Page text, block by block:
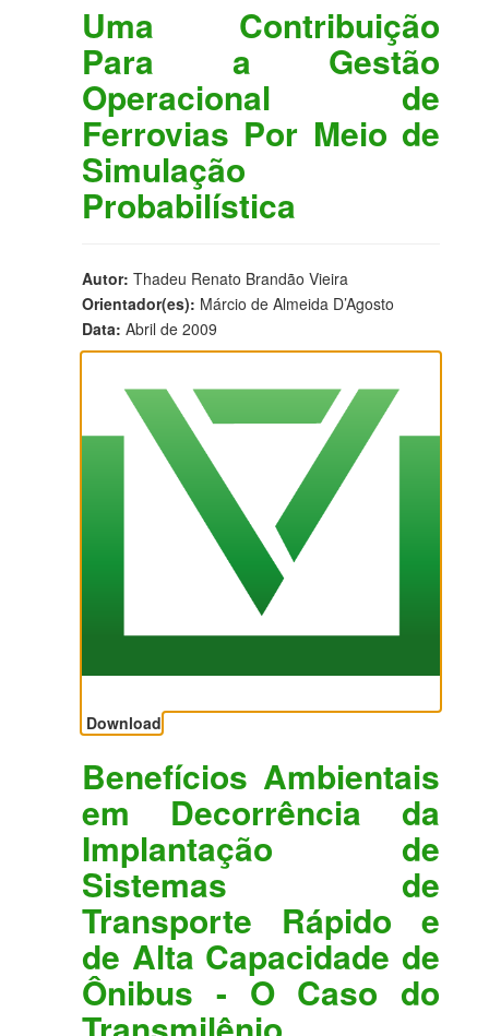
Uma Contribuição
Para a Gestão
Operacional de
Ferrovias Por Meio de
Simulação
Probabilística
Autor: Thadeu Renato Brandão Vieira
Orientador(es): Márcio de Almeida D’Agosto
Data: Abril de 2009
Download
Benefícios Ambientais
em Decorrência da
Implantação de
Sistemas de
Transporte Rápido e
de Alta Capacidade de
Ônibus - O Caso do